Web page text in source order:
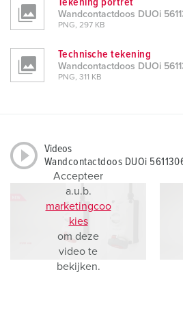
Tekening portret
Wandcontactdoos DUOi
PNG, 297 KB
Technische tekening
Wandcontactdoos DUOi
PNG, 311 KB
Videos
Wandcontactdoos DUOi
Accepteer
a.u.b.
marketingcoo
kies
om deze
video te
bekijken.